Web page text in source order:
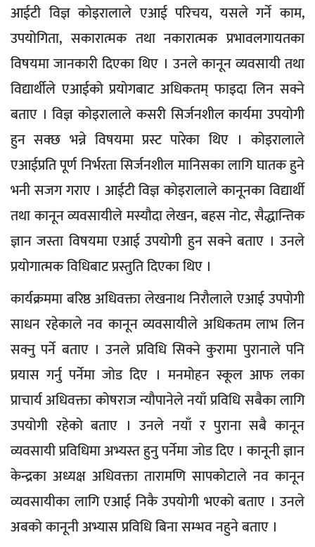
आईटी विज्ञ कोइरालाले एआई परिचय, यसले गर्ने काम,
उपयोगिता, सकारात्मक तथा नकारात्मक प्रभावलगायतका
विषयमा जानकारी दिएका थिए । उनले कानून व्यवसायी तथा
विद्यार्थीले एआईको प्रयोगबाट अधिकतम् फाइदा लिन सक्ने
बताए । विज्ञ कोइरालाले कसरी सिर्जनशील कार्यमा उपयोगी
हुन सक्छ भन्ने विषयमा प्रस्ट पारेका थिए । कोइरालाले
एआईप्रति पूर्ण निर्भरता सिर्जनशील मानिसका लागि घातक हुने
भनी सजग गराए । आईटी विज्ञ कोइरालाले कानूनका विद्यार्थी
तथा कानून व्यवसायीले मस्यौदा लेखन, बहस नोट, सैद्धान्तिक
ज्ञान जस्ता विषयमा एआई उपयोगी हुन सक्ने बताए । उनले
प्रयोगात्मक विधिबाट प्रस्तुति दिएका थिए ।
कार्यक्रममा बरिष्ठ अधिवक्ता लेखनाथ निरौलाले एआई उपपोगी
साधन रहेकाले नव कानून व्यवसायीले अधिकतम लाभ लिन
सक्नु पर्ने बताए । उनले प्रविधि सिक्ने कुरामा पुरानाले पनि
प्रयास गर्नु पर्नेमा जोड दिए । मनमोहन स्कूल आफ लका
प्राचार्य अधिवक्ता कोषराज न्यौपानेले नयाँ प्रविधि सबैका लागि
उपयोगी रहेको बताए । उनले नयाँ र पुराना सबै कानून
व्यवसायी प्रविधिमा अभ्यस्त हुनु पर्नेमा जोड दिए । कानूनी ज्ञान
केन्द्रका अध्यक्ष अधिवक्ता तारामणि सापकोटाले नव कानून
व्यवसायीका लागि एआई निकै उपयोगी भएको बताए । उनले
अबको कानूनी अभ्यास प्रविधि बिना सम्भव नहुने बताए ।